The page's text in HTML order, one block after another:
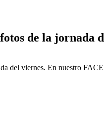
de la
del viernes. En nuestro